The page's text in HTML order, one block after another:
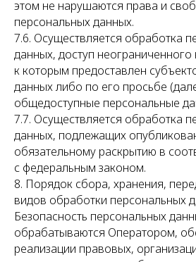
этом не нарушаются права и
персональных данных.
7.6. Осуществляется обработка
данных, доступ неограниченного
к которым предоставлен
данных либо по его просьбе
общедоступные персональные
7.7. Осуществляется обработка
данных, подлежащих
обязательному раскрытию в
с федеральным законом.
8. Порядок сбора, хранения,
видов обработки персональных
Безопасность персональных
обрабатываются Оператором,
реализации правовых,